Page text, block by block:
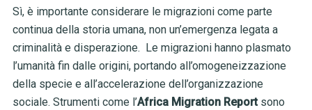
Sì, è importante considerare le migrazioni come parte
continua della storia umana, non un’emergenza legata a
criminalità e disperazione. Le migrazioni hanno plasmato
l’umanità fin dalle origini, portando all’omogeneizzazione
della specie e all’accelerazione dell’organizzazione
sociale. Strumenti come l’Africa Migration Report sono